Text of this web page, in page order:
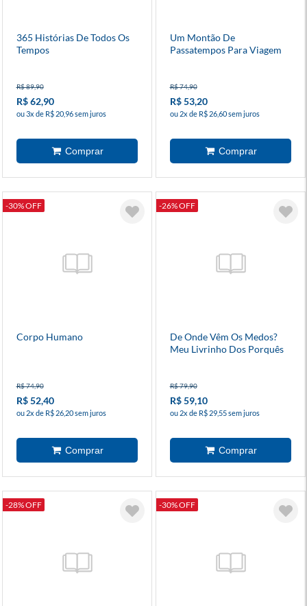
365 Histórias De Todos Os
Tempos
R$ 89,90
R$ 62,90
ou 3x de R$ 20,96 sem juros
Um Montão De
Passatempos Para Viagem
R$ 74,90
R$ 53,20
ou 2x de R$ 26,60 sem juros
-30% OFF
Corpo Humano
R$ 74,90
R$ 52,40
ou 2x de R$ 26,20 sem juros
-26% OFF
De Onde Vêm Os Medos?
Meu Livrinho Dos Porquês
R$ 79,90
R$ 59,10
ou 2x de R$ 29,55 sem juros
-28% OFF -30% OFF